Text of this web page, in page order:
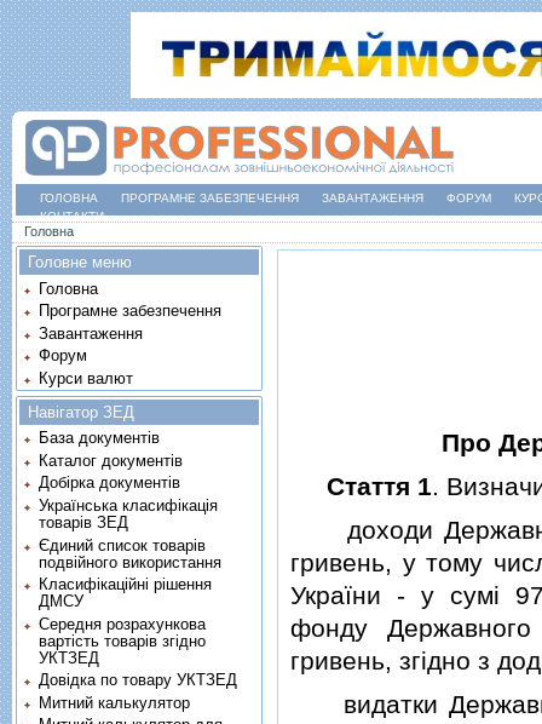
ГОЛОВНА ПРОГРАМНЕ ЗАБЕЗПЕЧЕННЯ ЗАВАНТАЖЕННЯ ФОРУМ
КОНТАКТИ
Ви є тут
Головна
Про
Стаття 1.
доходи
гривень, у тому
України - у сумi
фонду
гривень, згiдно з
видатки
Головне меню
Головна
Програмне забезпечення
Завантаження
Форум
Курси валют
Навігатор ЗЕД
База документів
Каталог документів
Добірка документів
Українська класифікація
товарів ЗЕД
Єдиний список товарів
подвійного використання
Класифікаційні рішення
ДМСУ
Середня розрахункова
вартість товарів згідно
УКТЗЕД
Довідка по товару УКТЗЕД
Митний калькулятор